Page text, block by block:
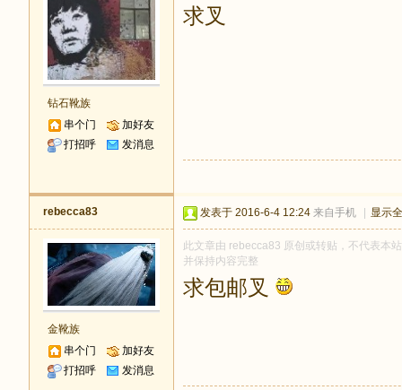
钻石靴族
串个门
加好友
打招呼
发消息
求叉
rebecca83
金靴族
串个门
加好友
打招呼
发消息
发表于 2016-6-4 12:24 来自手机 显示
此文章由 rebecca83 原创或转贴，不代表本
并保持内容完整
求包邮叉